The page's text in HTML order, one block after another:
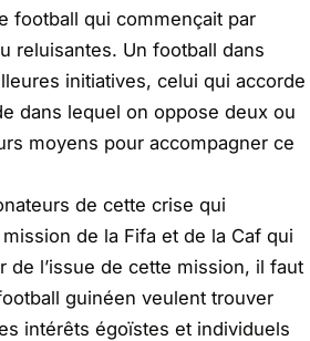
football qui commençait par
reluisantes. Un football dans
initiatives, celui qui accorde
dans lequel on oppose deux ou
moyens pour accompagner ce
de cette crise qui
de la Fifa et de la Caf qui
l’issue de cette mission, il faut
guinéen veulent trouver
intérêts égoïstes et individuels